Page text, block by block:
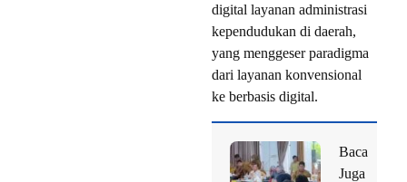
digital layanan administrasi
kependudukan di daerah,
yang menggeser paradigma
dari layanan konvensional
ke berbasis digital.
Baca
Juga